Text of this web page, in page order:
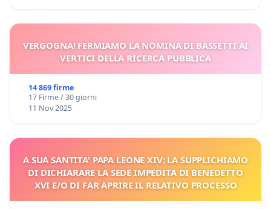
VERGOGNA! FERMIAMO LA NOMINA DI BASSETTI AI
VERTICI DELLA RICERCA PUBBLICA
14 869 firme
17 Firme / 30 giorni
11 Nov 2025
A SUA SANTITA' PAPA LEONE XIV: LA SUPPLICHIAMO
DI DICHIARARE LA SEDE IMPEDITA DI BENEDETTO
XVI E/O DI FAR APRIRE IL RELATIVO PROCESSO